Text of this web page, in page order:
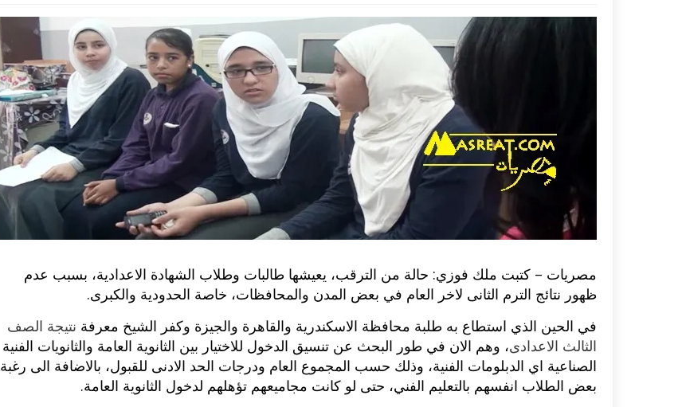
مصريات – كتبت ملك فوزي: حالة من الترقب، يعيشها طالبات وطلاب الشهادة الاعدادية، بسبب عدم
ظهور نتائج الترم الثانى لاخر العام في بعض المدن والمحافظات، خاصة الحدودية والكبرى.
في الحين الذي استطاع به طلبة محافظة الاسكندرية والقاهرة والجيزة وكفر الشيخ معرفة نتيجة الصف
الثالث الاعدادى، وهم الان في طور البحث عن تنسيق الدخول للاختيار بين الثانوية العامة والثانويات الفنية
الصناعية اي الدبلومات الفنية، وذلك حسب المجموع العام ودرجات الحد الادنى للقبول، بالاضافة الى رغبة
بعض الطلاب انفسهم بالتعليم الفني، حتى لو كانت مجاميعهم تؤهلهم لدخول الثانوية العامة.